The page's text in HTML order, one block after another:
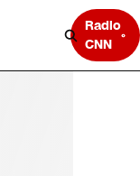
Radio
CNN